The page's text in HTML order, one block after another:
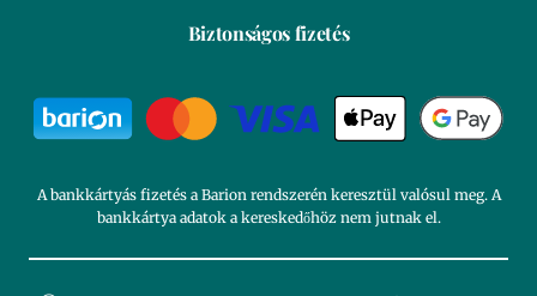
Biztonságos fizetés
A bankkártyás fizetés a Barion rendszerén keresztül valósul meg. A
bankkártya adatok a kereskedőhöz nem jutnak el.